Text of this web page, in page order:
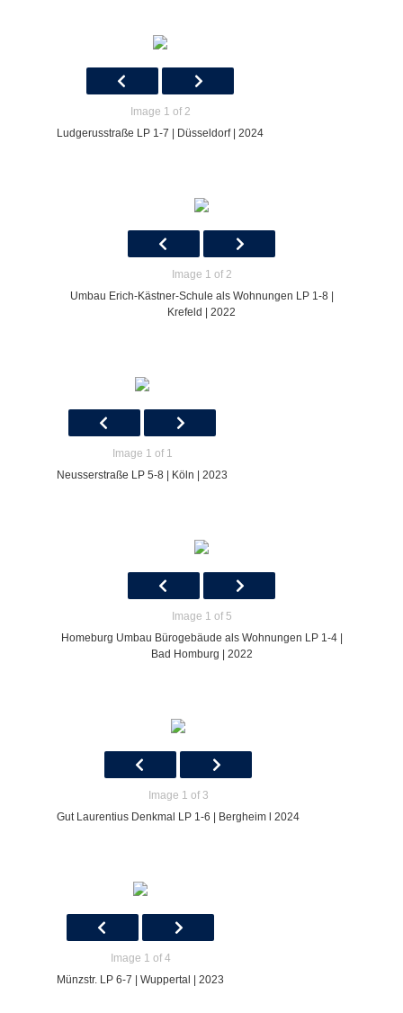
Image 1 of 2
Ludgerusstraße LP 1-7 | Düsseldorf | 2024
Image 1 of 2
Umbau Erich-Kästner-Schule als Wohnungen LP 1-8 |
Krefeld | 2022
Image 1 of 1
Neusserstraße LP 5-8 | Köln | 2023
Image 1 of 5
Homeburg Umbau Bürogebäude als Wohnungen LP 1-4 |
Bad Homburg | 2022
Image 1 of 3
Gut Laurentius Denkmal LP 1-6 | Bergheim l 2024
Image 1 of 4
Münzstr. LP 6-7 | Wuppertal | 2023